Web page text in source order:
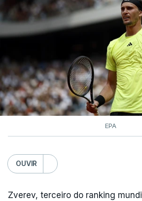
EPA
OUVIR
Zverev, terceiro do ranking